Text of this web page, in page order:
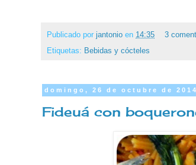
Publicado por jantonio en 14:35
3
Etiquetas: Bebidas y cócteles
domingo, 26 de octubre de 2014
Fideuá con